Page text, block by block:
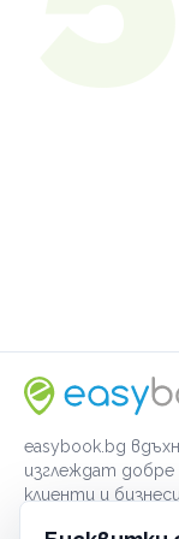
easybook.bg
изглеждат добре
клиенти и